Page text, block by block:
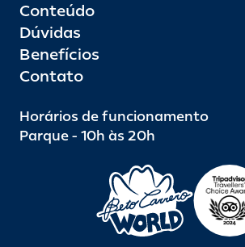
Conteúdo
Dúvidas
Benefícios
Contato
Horários de funcionamento
Parque - 10h às 20h